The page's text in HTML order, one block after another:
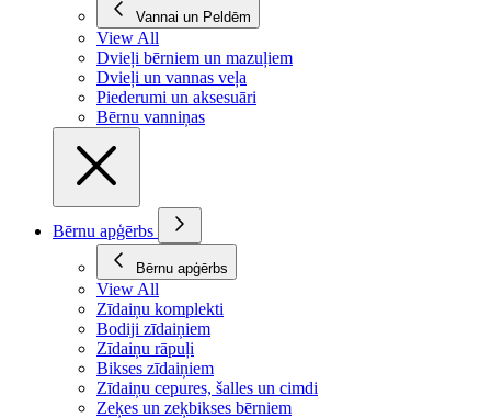
Vannai un Peldēm
View All
Dvieļi bērniem un mazuļiem
Dvieļi un vannas veļa
Piederumi un aksesuāri
Bērnu vanniņas
Bērnu apģērbs
Bērnu apģērbs
View All
Zīdaiņu komplekti
Bodiji zīdaiņiem
Zīdaiņu rāpuļi
Bikses zīdaiņiem
Zīdaiņu cepures, šalles un cimdi
Zeķes un zeķbikses bērniem